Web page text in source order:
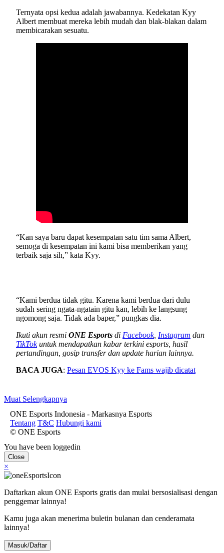
Ternyata opsi kedua adalah jawabannya. Kedekatan Kyy
Albert membuat mereka lebih mudah dan blak-blakan dalam
membicarakan sesuatu.
“Kan saya baru dapat kesempatan satu tim sama Albert,
semoga di kesempatan ini kami bisa memberikan yang
terbaik saja sih,” kata Kyy.
“Kami berdua tidak gitu. Karena kami berdua dari dulu
sudah sering ngata-ngatain gitu kan, lebih ke langsung
ngomong saja. Tidak ada baper,” pungkas dia.
Ikuti akun resmi ONE Esports di Facebook, Instagram dan
TikTokuntuk mendapatkan kabar terkini esports, hasil
pertandingan, gosip transfer dan update harian lainnya.
BACA JUGA: Pesan EVOS Kyy ke Fams wajib dicatat
Muat Selengkapnya
ONE Esports Indonesia - Markasnya Esports
Tentang T&C Hubungi kami
© ONE Esports
You have been loggedin
Close
×
Daftarkan akun ONE Esports gratis dan mulai bersosialisasi dengan
penggemar lainnya!
Kamu juga akan menerima buletin bulanan dan cenderamata
lainnya!
Masuk/Daftar